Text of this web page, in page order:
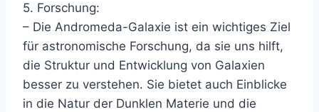
5. Forschung:
– Die Andromeda-Galaxie ist ein wichtiges Ziel
für astronomische Forschung, da sie uns hilft,
die Struktur und Entwicklung von Galaxien
besser zu verstehen. Sie bietet auch Einblicke
in die Natur der Dunklen Materie und die